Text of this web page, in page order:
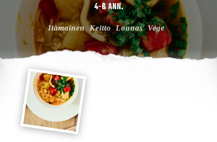
4-6 ANN.
Itämainen Keitto Lounas Vege